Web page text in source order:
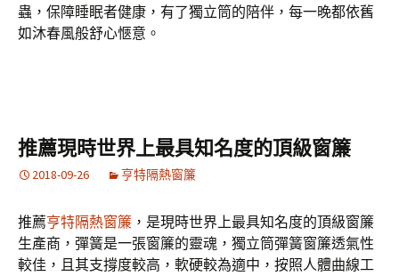
蟲，保障睡眠者健康，有了獨立筒的陪伴，每一晚都依舊
如沐春風般舒心愜意。
推薦現時世界上最具知名度的頂級窗簾
2018-09-26 亨特隔熱窗簾
推薦亨特隔熱窗簾 ，是現時世界上最具知名度的頂級窗簾
生產商，彈簧是一張窗簾的靈魂，獨立筒彈簧窗簾透氣性
較佳，且其支撐度較高，軟硬較為適中，按照人體曲線工